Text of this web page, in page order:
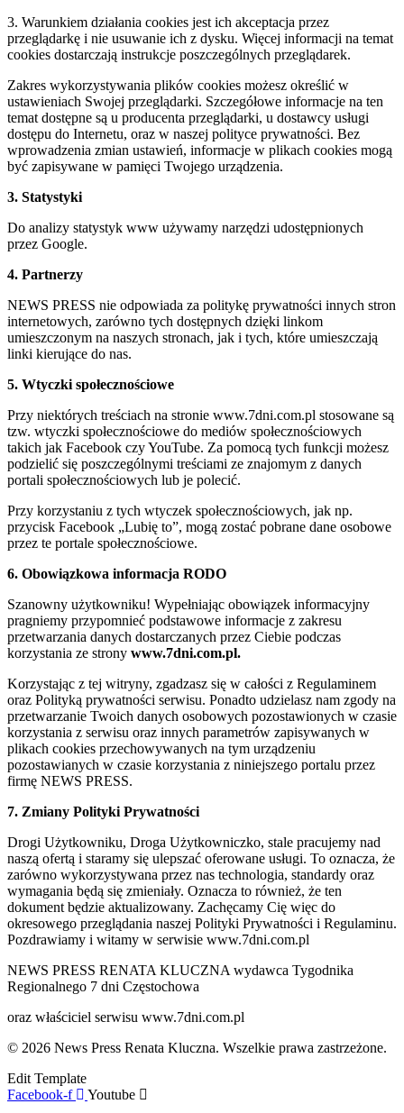
3. Warunkiem działania cookies jest ich akceptacja przez
przeglądarkę i nie usuwanie ich z dysku. Więcej informacji na temat
cookies dostarczają instrukcje poszczególnych przeglądarek.
Zakres wykorzystywania plików cookies możesz określić w
ustawieniach Swojej przeglądarki. Szczegółowe informacje na ten
temat dostępne są u producenta przeglądarki, u dostawcy usługi
dostępu do Internetu, oraz w naszej polityce prywatności. Bez
wprowadzenia zmian ustawień, informacje w plikach cookies mogą
być zapisywane w pamięci Twojego urządzenia.
3. Statystyki
Do analizy statystyk www używamy narzędzi udostępnionych
przez Google.
4. Partnerzy
NEWS PRESS nie odpowiada za politykę prywatności innych stron
internetowych, zarówno tych dostępnych dzięki linkom
umieszczonym na naszych stronach, jak i tych, które umieszczają
linki kierujące do nas.
5. Wtyczki społecznościowe
Przy niektórych treściach na stronie www.7dni.com.pl stosowane są
tzw. wtyczki społecznościowe do mediów społecznościowych
takich jak Facebook czy YouTube. Za pomocą tych funkcji możesz
podzielić się poszczególnymi treściami ze znajomym z danych
portali społecznościowych lub je polecić.
Przy korzystaniu z tych wtyczek społecznościowych, jak np.
przycisk Facebook „Lubię to”, mogą zostać pobrane dane osobowe
przez te portale społecznościowe.
6. Obowiązkowa informacja RODO
Szanowny użytkowniku! Wypełniając obowiązek informacyjny
pragniemy przypomnieć podstawowe informacje z zakresu
przetwarzania danych dostarczanych przez Ciebie podczas
korzystania ze strony www.7dni.com.pl.
Korzystając z tej witryny, zgadzasz się w całości z Regulaminem
oraz Polityką prywatności serwisu. Ponadto udzielasz nam zgody na
przetwarzanie Twoich danych osobowych pozostawionych w czasie
korzystania z serwisu oraz innych parametrów zapisywanych w
plikach cookies przechowywanych na tym urządzeniu
pozostawianych w czasie korzystania z niniejszego portalu przez
firmę NEWS PRESS.
7. Zmiany Polityki Prywatności
Drogi Użytkowniku, Droga Użytkowniczko, stale pracujemy nad
naszą ofertą i staramy się ulepszać oferowane usługi. To oznacza, że
zarówno wykorzystywana przez nas technologia, standardy oraz
wymagania będą się zmieniały. Oznacza to również, że ten
dokument będzie aktualizowany. Zachęcamy Cię więc do
okresowego przeglądania naszej Polityki Prywatności i Regulaminu.
Pozdrawiamy i witamy w serwisie www.7dni.com.pl
NEWS PRESS RENATA KLUCZNA wydawca Tygodnika
Regionalnego 7 dni Częstochowa
oraz właściciel serwisu www.7dni.com.pl
© 2026 News Press Renata Kluczna. Wszelkie prawa zastrzeżone.
Edit Template
Facebook-f
Youtube